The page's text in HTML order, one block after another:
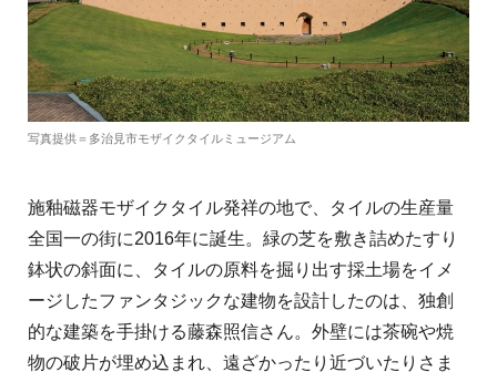
写真提供＝多治見市モザイクタイルミュージアム
施釉磁器モザイクタイル発祥の地で、タイルの生産量
全国一の街に2016年に誕生。緑の芝を敷き詰めたすり
鉢状の斜面に、タイルの原料を掘り出す採土場をイメ
ージしたファンタジックな建物を設計したのは、独創
的な建築を手掛ける藤森照信さん。外壁には茶碗や焼
物の破片が埋め込まれ、遠ざかったり近づいたりさま